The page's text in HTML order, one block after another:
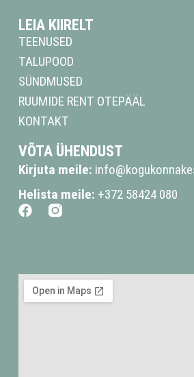
LEIA KIIRELT
TEENUSED
TALUPOOD
SÜNDMUSED
RUUMIDE RENT OTEPÄÄL
KONTAKT
VÕTA ÜHENDUST
Kirjuta meile:
Helista meile: +372 58424 080
F
o
k